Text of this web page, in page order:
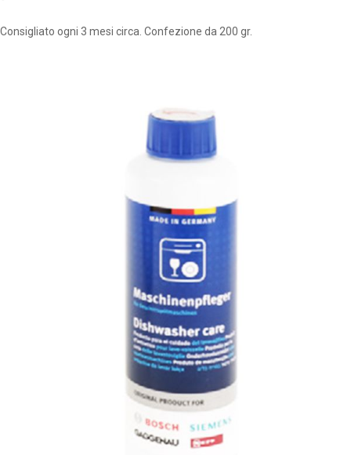
Consigliato ogni 3 mesi circa. Confezione da 200 gr.